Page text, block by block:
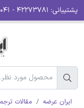
پشتیبانی:
ایران عرضه مقالات